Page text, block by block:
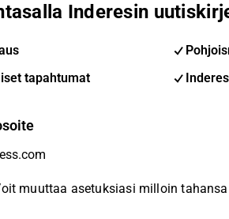
Inderesin
tapahtumat
muuttaa asetuksiasi milloin tahansa